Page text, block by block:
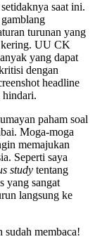
saat ini.
turunan yang
kering. UU CK
yang dapat
dengan
headline
hindari.
paham soal
Moga-moga
memajukan
Seperti saya
study tentang
yang sangat
langsung ke
membaca!